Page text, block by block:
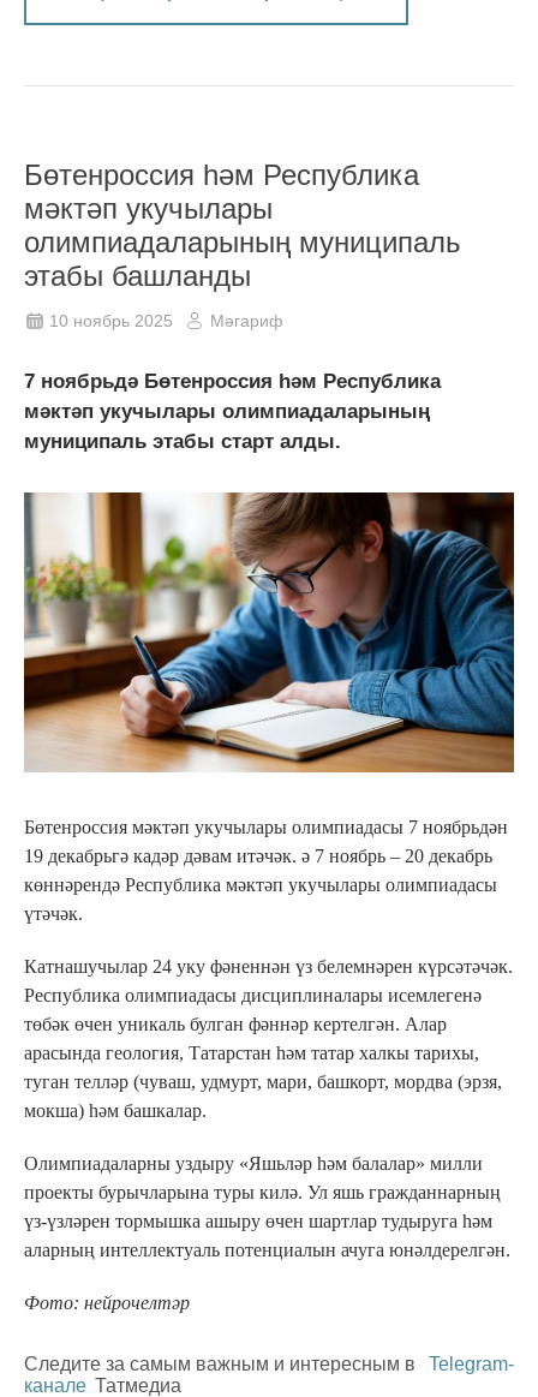
Бөтенроссия һәм Республика
мәктәп укучылары
олимпиадаларының муниципаль
этабы башланды
10 ноябрь 2025 Мәгариф
7 ноябрьдә Бөтенроссия һәм Республика
мәктәп укучылары олимпиадаларының
муниципаль этабы старт алды.
Бөтенроссия мәктәп укучылары олимпиадасы 7 ноябрьдән
19 декабрьгә кадәр дәвам итәчәк. ә 7 ноябрь – 20 декабрь
көннәрендә Республика мәктәп укучылары олимпиадасы
үтәчәк.
Катнашучылар 24 уку фәненнән үз белемнәрен күрсәтәчәк.
Республика олимпиадасы дисциплиналары исемлегенә
төбәк өчен уникаль булган фәннәр кертелгән. Алар
арасында геология, Татарстан һәм татар халкы тарихы,
туган телләр (чуваш, удмурт, мари, башкорт, мордва (эрзя,
мокша) һәм башкалар.
Олимпиадаларны уздыру «Яшьләр һәм балалар» милли
проекты бурычларына туры килә. Ул яшь гражданнарның
үз-үзләрен тормышка ашыру өчен шартлар тудыруга һәм
аларның интеллектуаль потенциалын ачуга юнәлдерелгән.
Фото: нейрочелтәр
Следите за самым важным и интересным в
Telegram-
канале Татмедиа